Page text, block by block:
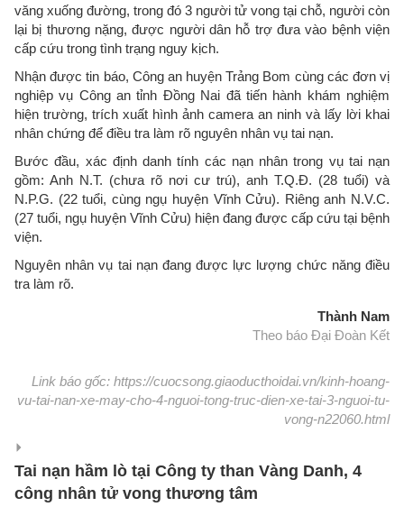
văng xuống đường, trong đó 3 người tử vong tại chỗ, người còn
lại bị thương nặng, được người dân hỗ trợ đưa vào bệnh viện
cấp cứu trong tình trạng nguy kịch.
Nhận được tin báo, Công an huyện Trảng Bom cùng các đơn vị
nghiệp vụ Công an tỉnh Đồng Nai đã tiến hành khám nghiệm
hiện trường, trích xuất hình ảnh camera an ninh và lấy lời khai
nhân chứng để điều tra làm rõ nguyên nhân vụ tai nạn.
Bước đầu, xác định danh tính các nạn nhân trong vụ tai nạn
gồm: Anh N.T. (chưa rõ nơi cư trú), anh T.Q.Đ. (28 tuổi) và
N.P.G. (22 tuổi, cùng ngụ huyện Vĩnh Cửu). Riêng anh N.V.C.
(27 tuổi, ngụ huyện Vĩnh Cửu) hiện đang được cấp cứu tại bệnh
viện.
Nguyên nhân vụ tai nạn đang được lực lượng chức năng điều
tra làm rõ.
Thành Nam
Theo báo Đại Đoàn Kết
Link báo gốc: https://cuocsong.giaoducthoidai.vn/kinh-hoang-
vu-tai-nan-xe-may-cho-4-nguoi-tong-truc-dien-xe-tai-3-nguoi-tu-
vong-n22060.html
Tai nạn hầm lò tại Công ty than Vàng Danh, 4
công nhân tử vong thương tâm